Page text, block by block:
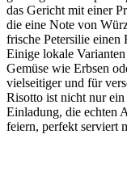
das Gericht mit einer
die eine Note von
frische Petersilie einen
Einige lokale
Gemüse wie Erbsen
vielseitiger und für
Risotto ist nicht nur
Einladung, die echten
feiern, perfekt serviert